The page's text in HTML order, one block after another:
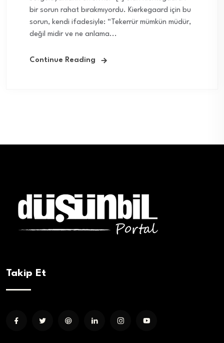
bir sorun rahat bırakmıyordu. Kierkegaard için bu
sorun, kendi ifadesiyle: “Tekerrür mümkün müdür,
değil midir ve ne anlama...
Continue Reading
Takip Et